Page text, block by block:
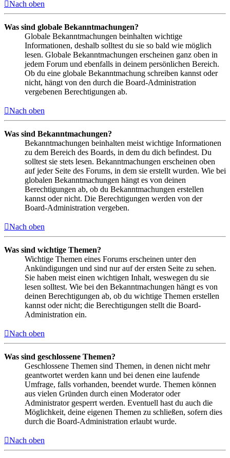
Nach oben
Was sind globale Bekanntmachungen?
Globale Bekanntmachungen beinhalten wichtige
Informationen, deshalb solltest du sie so bald wie möglich
lesen. Globale Bekanntmachungen erscheinen ganz oben in
jedem Forum und ebenfalls in deinem persönlichen Bereich.
Ob du eine globale Bekanntmachung schreiben kannst oder
nicht, hängt von den durch die Board-Administration
vergebenen Berechtigungen ab.
Nach oben
Was sind Bekanntmachungen?
Bekanntmachungen beinhalten meist wichtige Informationen
zu dem Bereich des Boards, in dem du dich befindest. Du
solltest sie stets lesen. Bekanntmachungen erscheinen oben
auf jeder Seite des Forums, in dem sie erstellt wurden. Wie bei
globalen Bekanntmachungen hängt es von deinen
Berechtigungen ab, ob du Bekanntmachungen erstellen
kannst oder nicht. Die Berechtigungen werden von der
Board-Administration vergeben.
Nach oben
Was sind wichtige Themen?
Wichtige Themen eines Forums erscheinen unter den
Ankündigungen und sind nur auf der ersten Seite zu sehen.
Sie haben meist einen wichtigen Inhalt, weswegen du sie
lesen solltest. Wie bei den Bekanntmachungen hängt es von
deinen Berechtigungen ab, ob du wichtige Themen erstellen
kannst oder nicht; die Berechtigungen stellt die Board-
Administration ein.
Nach oben
Was sind geschlossene Themen?
Geschlossene Themen sind Themen, in denen nicht mehr
geantwortet werden kann und bei denen eine laufende
Umfrage, falls vorhanden, beendet wurde. Themen können
aus vielen Gründen durch einen Moderator oder
Administrator gesperrt werden. Eventuell hast du auch die
Möglichkeit, deine eigenen Themen zu schließen, sofern dies
durch die Board-Administration erlaubt wurde.
Nach oben